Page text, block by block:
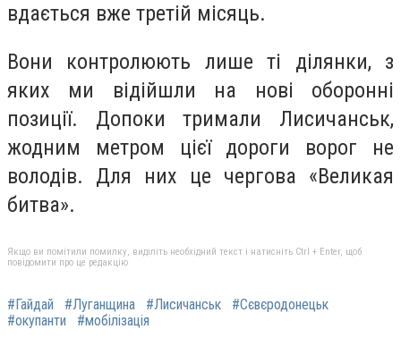
вдається вже третій місяць.
Вони контролюють лише ті ділянки, з
яких ми відійшли на нові оборонні
позиції. Допоки тримали Лисичанськ,
жодним метром цієї дороги ворог не
володів. Для них це чергова «Великая
битва».
Якщо ви помітили помилку, виділіть необхідний текст і натисніть Ctrl + Enter, щоб
повідомити про це редакцію
#Гайдай #Луганщина #Лисичанськ
#Сєвєродонецьк
#окупанти
#мобілізація